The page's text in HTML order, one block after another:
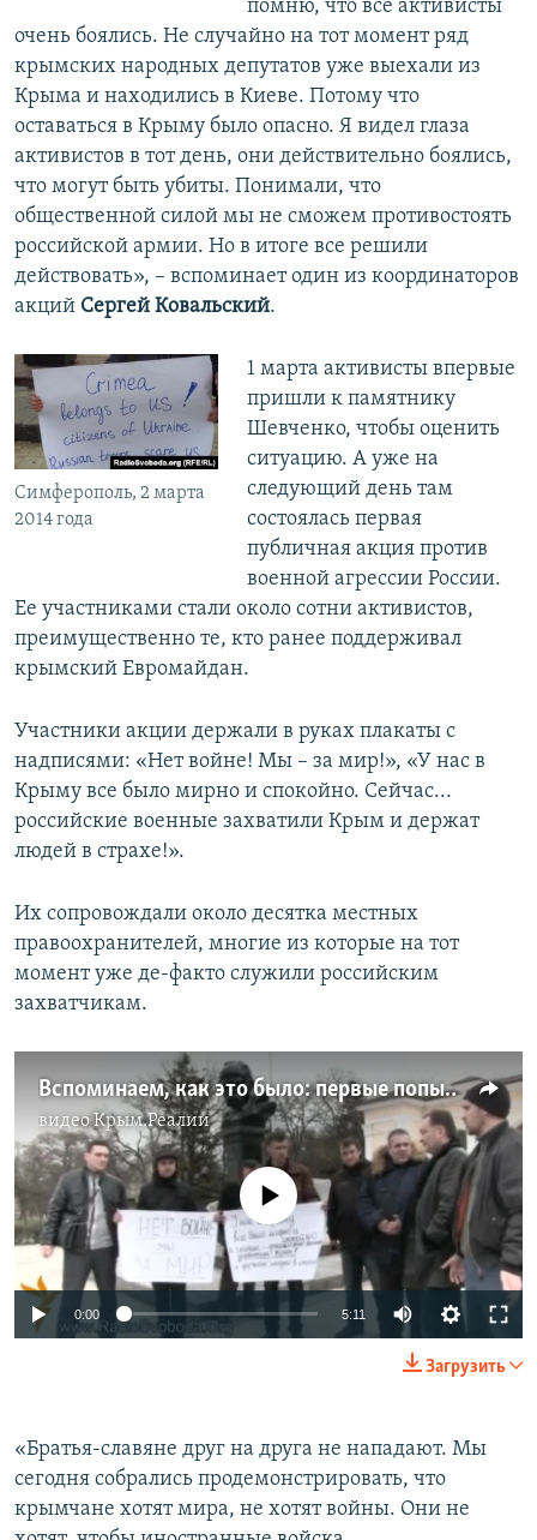
помню, что все активисты
очень боялись. Не случайно на тот момент ряд
крымских народных депутатов уже выехали из
Крыма и находились в Киеве. Потому что
оставаться в Крыму было опасно. Я видел глаза
активистов в тот день, они действительно боялись,
что могут быть убиты. Понимали, что
общественной силой мы не сможем противостоять
российской армии. Но в итоге все решили
действовать», – вспоминает один из координаторов
акций Сергей Ковальский.
Симферополь, 2 марта
2014 года
1 марта активисты впервые
пришли к памятнику
Шевченко, чтобы оценить
ситуацию. А уже на
следующий день там
состоялась первая
публичная акция против
военной агрессии России.
Ее участниками стали около сотни активистов,
преимущественно те, кто ранее поддерживал
крымский Евромайдан.
Участники акции держали в руках плакаты с
надписями: «Нет войне! Мы – за мир!», «У нас в
Крыму все было мирно и спокойно. Сейчас...
российские военные захватили Крым и держат
людей в страхе!».
Их сопровождали около десятка местных
правоохранителей, многие из которые на тот
момент уже де-факто служили российским
захватчикам.
Вспоминаем, как это было: первые попытки сопротивления. Крымчане против аннексии (видео)
видеоКрым.Реалии
No media source currently available
0:00 5:11
Загрузить
«Братья-славяне друг на друга не нападают. Мы
сегодня собрались продемонстрировать, что
крымчане хотят мира, не хотят войны. Они не